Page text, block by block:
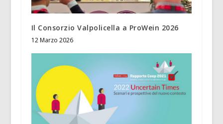
Il Consorzio Valpolicella a ProWein 2026
12 Marzo 2026